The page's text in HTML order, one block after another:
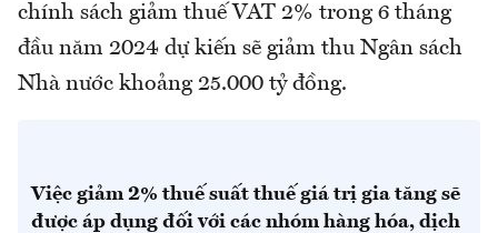
chính sách giảm thuế VAT 2% trong 6 tháng
đầu năm 2024 dự kiến sẽ giảm thu Ngân sách
Nhà nước khoảng 25.000 tỷ đồng.
Việc giảm 2% thuế suất thuế giá trị gia tăng sẽ
được áp dụng đối với các nhóm hàng hóa, dịch